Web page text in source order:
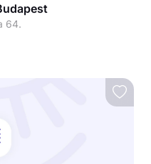
64.